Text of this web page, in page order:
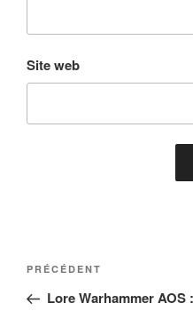
Site web
Navigation
l’article
Article
précédent
PRÉCÉDENT
Lore Warhammer